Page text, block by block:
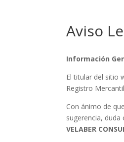
Aviso
Información
El titular del sitio
Registro
Con ánimo de
sugerencia,
VELABER